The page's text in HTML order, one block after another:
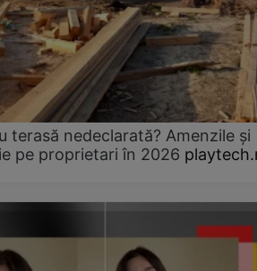
terasă nedeclarată? Amenzile și
pe proprietari în 2026